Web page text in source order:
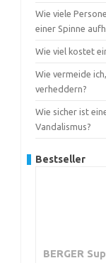
Wie viele
einer Spinne
Wie viel kostet
Wie vermeide
verheddern?
Wie sicher ist
Vandalismus?
Bestseller
BERGER